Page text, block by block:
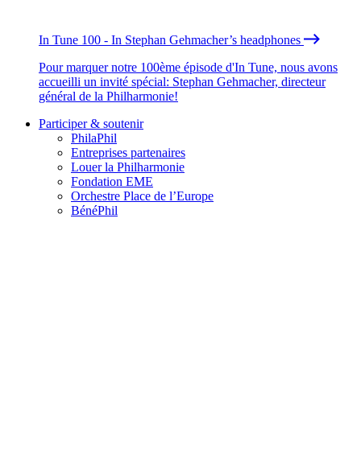
In Tune 100 - In Stephan Gehmacher’s headphones
Pour marquer notre 100ème épisode d'In Tune, nous avons
accueilli un invité spécial: Stephan Gehmacher, directeur
général de la Philharmonie!
Participer & soutenir
PhilaPhil
Entreprises partenaires
Louer la Philharmonie
Fondation EME
Orchestre Place de l’Europe
BénéPhil